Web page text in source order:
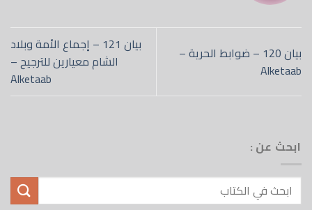
بيان 120 – ضوابط الحرية –
Alketaab
بيان 121 – إجماع الأمة وبلاد
الشام معيارين للترجيح –
Alketaab
ابحث عن :